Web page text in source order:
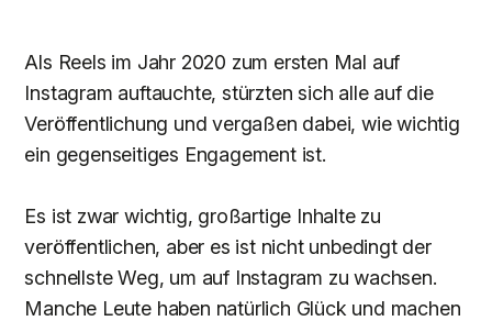
Als Reels im Jahr 2020 zum ersten Mal auf
Instagram auftauchte, stürzten sich alle auf die
Veröffentlichung und vergaßen dabei, wie wichtig
ein gegenseitiges Engagement ist.
Es ist zwar wichtig, großartige Inhalte zu
veröffentlichen, aber es ist nicht unbedingt der
schnellste Weg, um auf Instagram zu wachsen.
Manche Leute haben natürlich Glück und machen